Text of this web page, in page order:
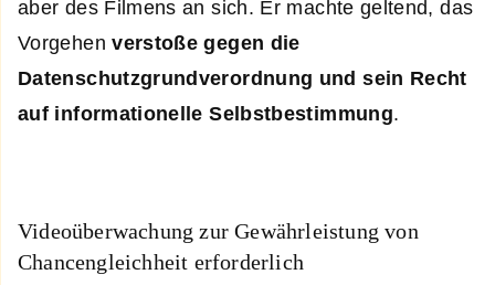
aber des Filmens an sich. Er machte geltend, das
Vorgehenverstoße gegen die
Datenschutzgrundverordnung und sein Recht
auf informationelle Selbstbestimmung.
Videoüberwachung zur Gewährleistung von
Chancengleichheit erforderlich